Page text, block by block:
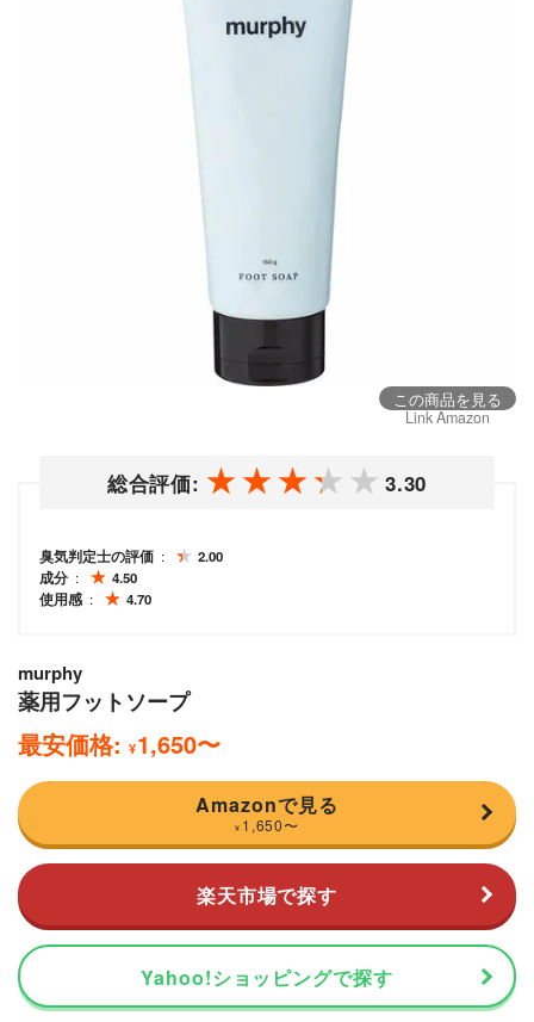
この商品を見る
Link Amazon
総合評価: 3.30
臭気判定士の評価
2.00
成分
4.50
使用感
4.70
murphy
薬用フットソープ
最安価格: ¥1,650〜
Amazonで見る
¥ 1,650〜
楽天市場で探す
Yahoo!ショッピングで探す